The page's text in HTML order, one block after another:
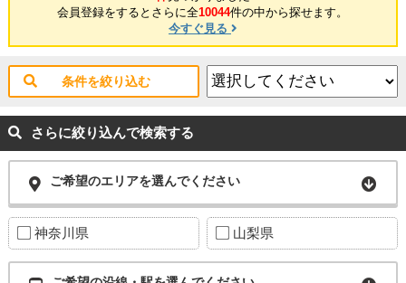
会員登録をするとさらに全10044件の中から探せます。
今すぐ見る
条件を絞り込む
さらに絞り込んで検索する
ご希望のエリアを選んでください
神奈川県 山梨県